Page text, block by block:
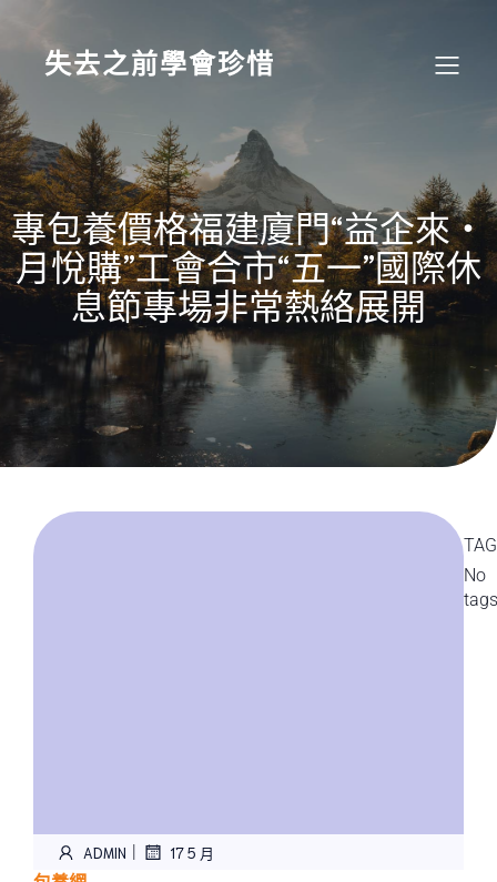
content
失去之前學會珍惜
專包養價格福建廈門“益企來・
月悅購”工會合市“五一”國際休
息節專場非常熱絡展開
ADMIN | 17 5 月
No
tags